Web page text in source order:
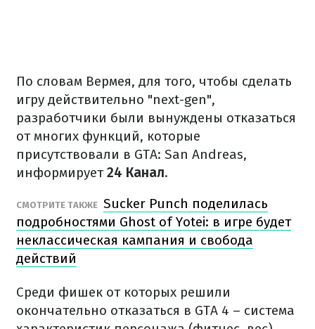
По словам Вермея, для того, чтобы сделать
игру действительно "next-gen",
разработчики были вынуждены отказаться
от многих функций, которые
присутствовали в GTA: San Andreas,
информирует24 Канал.
СМОТРИТЕ ТАКЖЕ Sucker Punch поделилась
подробностями Ghost of Yotei: в игре будет
неклассическая кампания и свобода
действий
Среди фишек от которых решили
окончательно отказаться в GTA 4 – система